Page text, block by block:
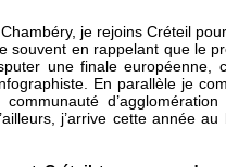
je rejoins Créteil
souvent en rappelant que le
une finale européenne,
En parallèle je
j’arrive cette année